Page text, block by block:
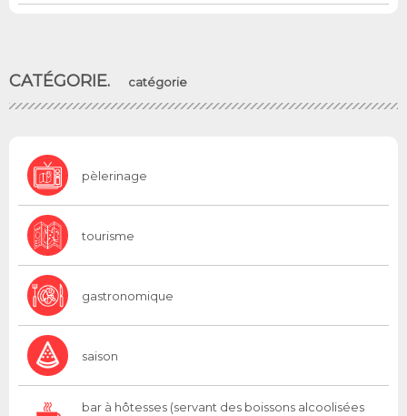
CATÉGORIE. catégorie
pèlerinage
tourisme
gastronomique
saison
bar à hôtesses (servant des boissons alcoolisées